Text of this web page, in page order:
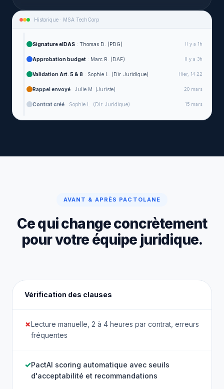
Historique · MSA TechCorp
Signature eIDAS : Thomas D. (PDG) Il y a 1h
Approbation budget : Marc R. (DAF) Il y a 3h
Validation Art. 5 & 8 : Sophie L. (Dir. Juridique) Hier, 14:22
Rappel envoyé : Julie M. (Juriste) 20 mars
Contrat créé : Sophie L. (Dir. Juridique) 15 mars
AVANT & APRÈS PACTOLANE
Ce qui change concrètement
pour votre équipe juridique.
Vérification des clauses
Lecture manuelle, 2 à 4 heures par contrat, erreurs
fréquentes
PactAI scoring automatique avec seuils
d'acceptabilité et recommandations